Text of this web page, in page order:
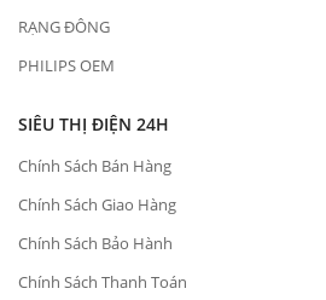
RẠNG ĐÔNG
PHILIPS OEM
SIÊU THỊ ĐIỆN 24H
Chính Sách Bán Hàng
Chính Sách Giao Hàng
Chính Sách Bảo Hành
Chính Sách Thanh Toán